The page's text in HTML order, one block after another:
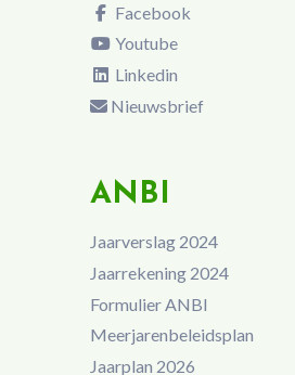
Facebook
Youtube
Linkedin
Nieuwsbrief
ANBI
Jaarverslag 2024
Jaarrekening 2024
Formulier ANBI
Meerjarenbeleidsplan
Jaarplan 2026